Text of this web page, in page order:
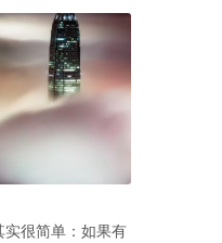
很简单：如果有